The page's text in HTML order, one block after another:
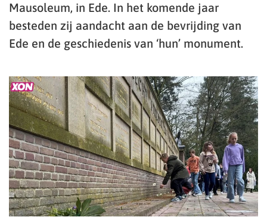
Mausoleum, in Ede. In het komende jaar
besteden zij aandacht aan de bevrijding van
Ede en de geschiedenis van ‘hun’ monument.